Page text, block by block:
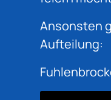
Ansonsten
Aufteilung: